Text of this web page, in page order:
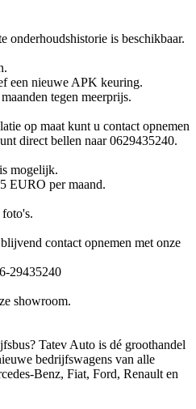
onderhoudshistorie is beschikbaar.
een nieuwe APK keuring.
tegen meerprijs.
op maat kunt u contact opnemen
direct bellen naar 0629435240.
mogelijk.
EURO per maand.
contact opnemen met onze
29435240
showroom.
Tatev Auto is dé groothandel
bedrijfswagens van alle
Benz, Fiat, Ford, Renault en